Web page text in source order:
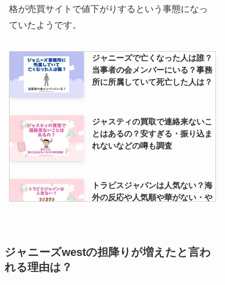
格が売買サイトで値下がりするという事態になっ
ていたようです。
ジャニーズで亡くなった人は誰？
当事者の会メンバーにいる？事務
所に所属していて死亡した人は？
ジャスティの買取で連絡来ないこ
とはあるの？安すぎる・振り込ま
れないなどの噂も調査
トラビスジャパンは人気ない？海
外の反応や人気順や華がない・や
せくしーぞーんの身長・体重を紹
介！佐藤勝利・菊池風磨・マリウ
ジャニーズwestの担降りが増えたと言わ
れる理由は？